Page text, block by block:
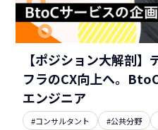
【ポジション大解剖
フラのCX向上へ。
エンジニア
#コンサルタント #公共分野